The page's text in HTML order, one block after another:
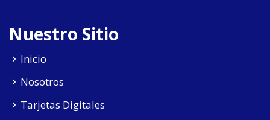
Nuestro Sitio
Inicio
Nosotros
Tarjetas Digitales